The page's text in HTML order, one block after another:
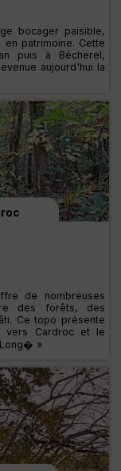
bocager paisible,
patrimoine. Cette
puis à Bécherel,
aujourd'hui la
de nombreuses
des forêts, des
Ce topo présente
vers Cardroc et le
Long� »